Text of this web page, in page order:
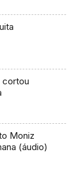
cortou
Moniz
(áudio)